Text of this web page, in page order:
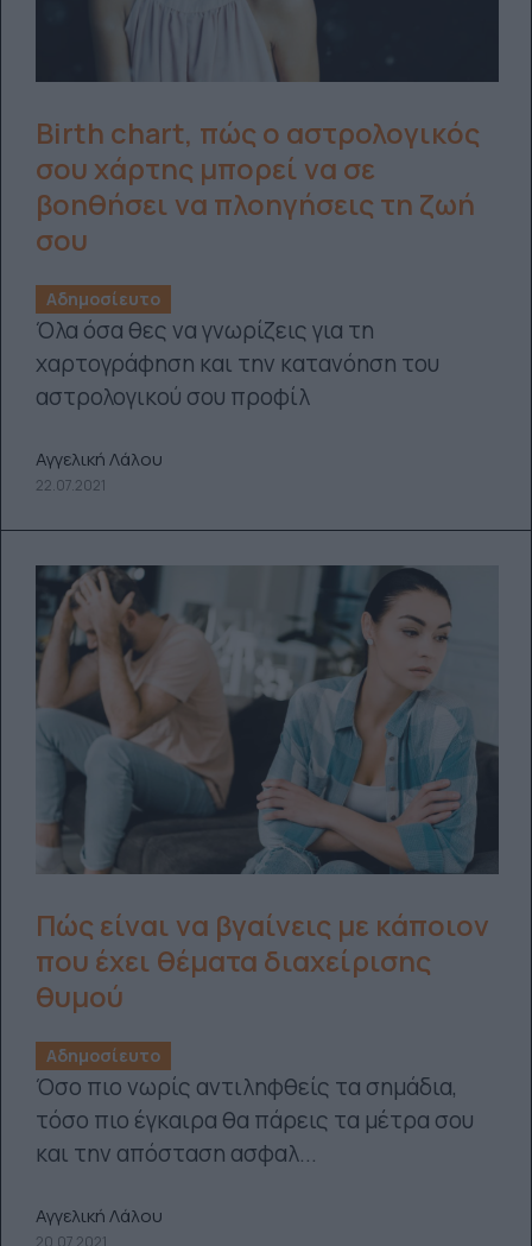
Birth chart, πώς ο αστρολογικός
σου χάρτης μπορεί να σε
βοηθήσει να πλοηγήσεις τη ζωή
σου
Αδημοσίευτο
Όλα όσα θες να γνωρίζεις για τη
χαρτογράφηση και την κατανόηση του
αστρολογικού σου προφίλ
Αγγελική Λάλου
22.07.2021
Πώς είναι να βγαίνεις με κάποιον
που έχει θέματα διαχείρισης
θυμού
Αδημοσίευτο
Όσο πιο νωρίς αντιληφθείς τα σημάδια,
τόσο πιο έγκαιρα θα πάρεις τα μέτρα σου
και την απόσταση ασφαλ...
Αγγελική Λάλου
20.07.2021